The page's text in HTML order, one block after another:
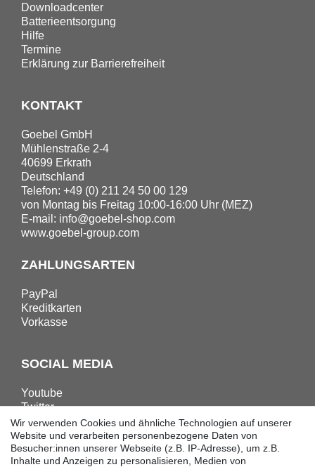
Downloadcenter
Batterieentsorgung
Hilfe
Termine
Erklärung zur Barrierefreiheit
KONTAKT
Goebel GmbH
Mühlenstraße 2-4
40699 Erkrath
Deutschland
Telefon: +49 (0) 211 24 50 00 129
von Montag bis Freitag 10:00-16:00 Uhr (MEZ)
E-mail: info@goebel-shop.com
www.goebel-group.com
ZAHLUNGSARTEN
PayPal
Kreditkarten
Vorkasse
SOCIAL MEDIA
Youtube
Twitter
Linkedin
Facebook
Instagram
Wir verwenden Cookies und ähnliche Technologien auf unserer
Website und verarbeiten personenbezogene Daten von
Besucher:innen unserer Webseite (z.B. IP-Adresse), um z.B.
Inhalte und Anzeigen zu personalisieren, Medien von